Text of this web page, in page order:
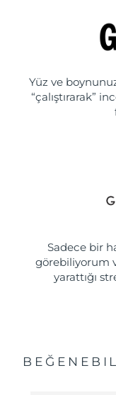
Yüz ve
“çalıştırarak”
Sadece bir
görebiliyorum
yarattığı